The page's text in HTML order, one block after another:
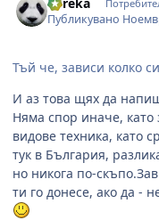
Публикувано
Тъй че, зависи колко
И аз това щях да
Няма спор иначе,
видове техника, като
тук в България,
но никога по-
ти го донесе, ако да -